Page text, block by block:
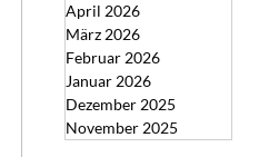
April 2026
März 2026
Februar 2026
Januar 2026
Dezember 2025
November 2025